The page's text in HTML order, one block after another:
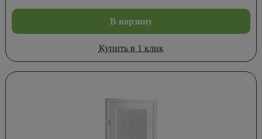
В корзину
Купить в 1 клик